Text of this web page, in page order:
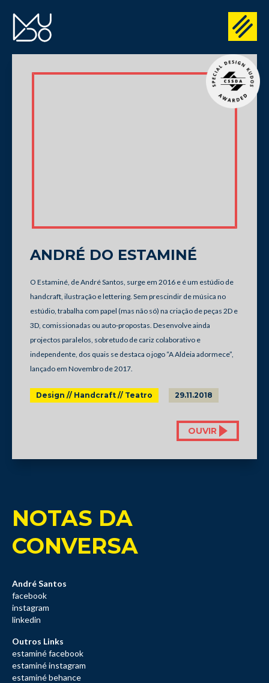
ANDRÉ DO ESTAMINÉ
O Estaminé, de André Santos, surge em 2016 e é um estúdio de
handcraft, ilustração e lettering. Sem prescindir de música no
estúdio, trabalha com papel (mas não só) na criação de peças 2D e
3D, comissionadas ou auto-propostas. Desenvolve ainda
projectos paralelos, sobretudo de cariz colaborativo e
independente, dos quais se destaca o jogo “A Aldeia adormece”,
lançado em Novembro de 2017.
Design // Handcraft // Teatro 29.11.2018
OUVIR
NOTAS DA
CONVERSA
André Santos
facebook
instagram
linkedin
Outros Links
estaminé facebook
estaminé instagram
estaminé behance